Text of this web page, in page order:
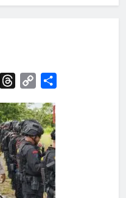
LinkedInThreads
Copy